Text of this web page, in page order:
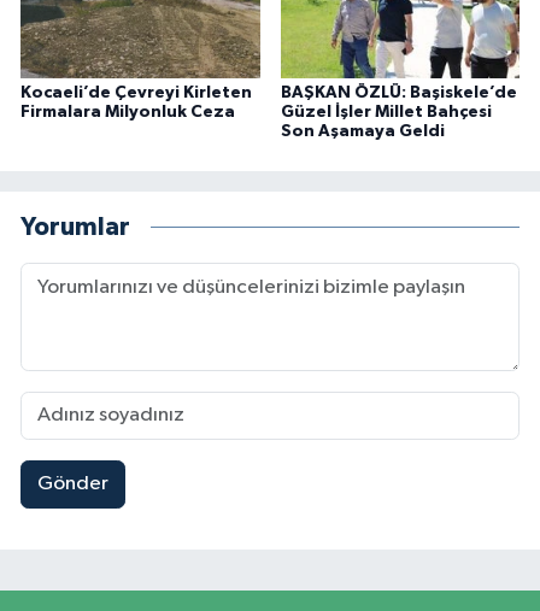
Kocaeli’de Çevreyi Kirleten
Firmalara Milyonluk Ceza
BAŞKAN ÖZLÜ: Başiskele’de
Güzel İşler Millet Bahçesi
Son Aşamaya Geldi
Yorumlar
Gönder